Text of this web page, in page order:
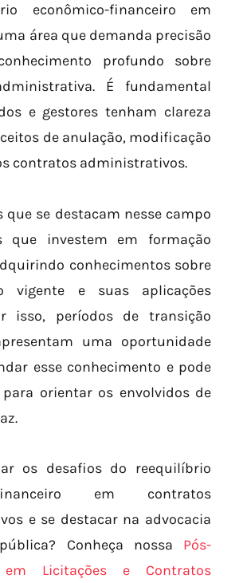
econômico-financeiro em
área que demanda precisão
profundo sobre
É fundamental
e gestores tenham clareza
de anulação, modificação
contratos administrativos.
que se destacam nesse campo
que investem em formação
conhecimentos sobre
vigente e suas aplicações
isso, períodos de transição
uma oportunidade
esse conhecimento e pode
orientar os envolvidos de
os desafios do reequilíbrio
financeiro em contratos
e se destacar na advocacia
Conheça nossa Pós-
em Licitações e Contratos